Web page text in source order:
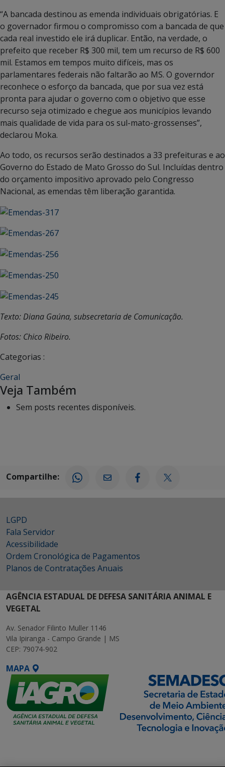
“A bancada destinou as emenda individuais obrigatórias. E
o governador firmou o compromisso com a bancada de que
cada real investido ele irá duplicar. Então, na verdade, o
prefeito que receber R$ 300 mil, tem um recurso de R$ 600
mil. Estamos em tempos muito difíceis, mas os
parlamentares federais não faltarão ao MS. O governdor
reconhece o esforço da bancada, que por sua vez está
pronta para ajudar o governo com o objetivo que esse
recurso seja otimizado e chegue aos municípios levando
mais qualidade de vida para os sul-mato-grossenses”,
declarou Moka.
Ao todo, os recursos serão destinados a 33 prefeituras e ao
Governo do Estado de Mato Grosso do Sul. Incluídas dentro
do orçamento impositivo aprovado pelo Congresso
Nacional, as emendas têm liberação garantida.
Texto: Diana Gaúna, subsecretaria de Comunicação.
Fotos: Chico Ribeiro.
Categorias :
Geral
Veja Também
Sem posts recentes disponíveis.
Compartilhe:
LGPD
Fala Servidor
Acessibilidade
Ordem Cronológica de Pagamentos
Planos de Contratações Anuais
AGÊNCIA ESTADUAL DE DEFESA SANITÁRIA ANIMAL E
VEGETAL
Av. Senador Filinto Muller 1146
Vila Ipiranga - Campo Grande | MS
CEP: 79074-902
MAPA